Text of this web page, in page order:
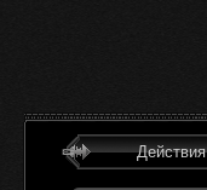
Действия